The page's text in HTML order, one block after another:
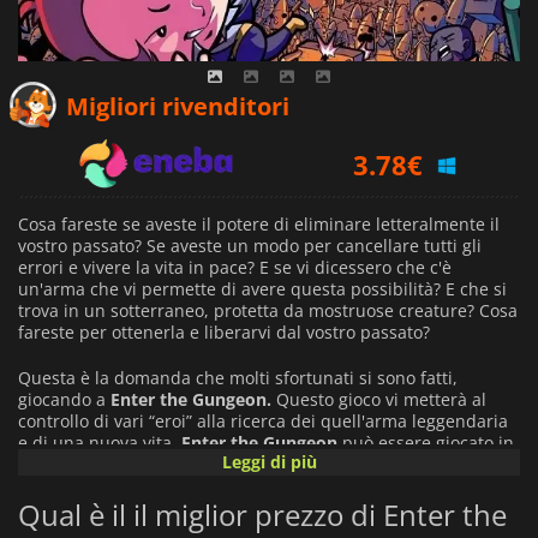
Migliori rivenditori
3.78€
4.59€
Cosa fareste se aveste il potere di eliminare letteralmente il
vostro passato? Se aveste un modo per cancellare tutti gli
errori e vivere la vita in pace? E se vi dicessero che c'è
un'arma che vi permette di avere questa possibilità? E che si
trova in un sotterraneo, protetta da mostruose creature? Cosa
fareste per ottenerla e liberarvi dal vostro passato?
Questa è la domanda che molti sfortunati si sono fatti,
giocando a Enter the Gungeon. Questo gioco vi metterà al
controllo di vari “eroi” alla ricerca dei quell'arma leggendaria
e di una nuova vita. Enter the Gungeon può essere giocato in
cooperativa con amici per fronteggiare le avversità spalla a
Affronterete i Gundead, un culto che idolatra l'arma che
Leggi di più
Qual è il il miglior prezzo di Enter the